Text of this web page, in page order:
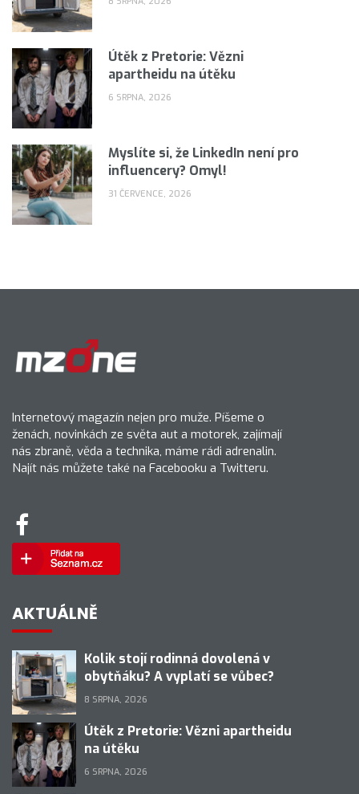
Útěk z Pretorie: Vězni
apartheidu na útěku
6 SRPNA, 2026
Myslíte si, že LinkedIn není pro
influencery? Omyl!
31 ČERVENCE, 2026
Internetový magazín nejen pro muže. Píšeme o
ženách, novinkách ze světa aut a motorek, zajímají
nás zbraně, věda a technika, máme rádi adrenalin.
Najít nás můžete také na Facebooku a Twitteru.
AKTUÁLNĚ
Kolik stojí rodinná dovolená v
obytňáku? A vyplatí se vůbec?
8 SRPNA, 2026
Útěk z Pretorie: Vězni apartheidu
na útěku
6 SRPNA, 2026